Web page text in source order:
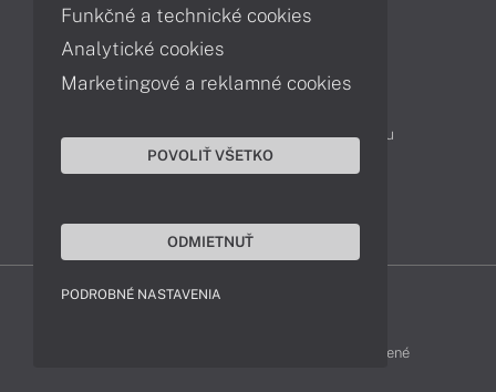
Kontakty
Servisné oddelenie
Reklamácia tovaru
ZEN-SHOP © 2015 - 2026 Všetky práva vyhradené
Funkčné a technické cookies
Analytické cookies
Marketingové a reklamné cookies
POVOLIŤ VŠETKO
ODMIETNUŤ
PODROBNÉ NASTAVENIA